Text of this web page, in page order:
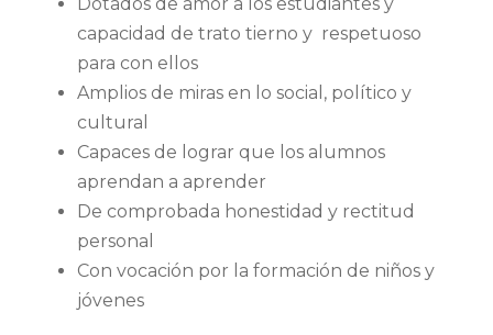
capacidad de trato tierno y respetuoso
para con ellos
Amplios de miras en lo social, político y
cultural
Capaces de lograr que los alumnos
aprendan a aprender
De comprobada honestidad y rectitud
personal
Con vocación por la formación de niños y
jóvenes